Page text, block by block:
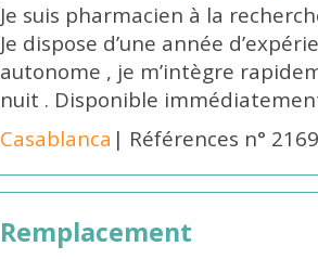
Je suis pharmacien à la
Je dispose d’une année
autonome , je m’intègre
nuit . Disponible
Casablanca | Références n°
Remplacement